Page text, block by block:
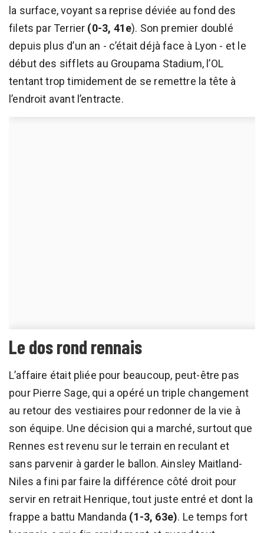
la surface, voyant sa reprise déviée au fond des
filets par Terrier (0-3, 41e). Son premier doublé
depuis plus d’un an - c’était déjà face à Lyon - et le
début des sifflets au Groupama Stadium, l’OL
tentant trop timidement de se remettre la tête à
l’endroit avant l’entracte.
Le dos rond rennais
L’affaire était pliée pour beaucoup, peut-être pas
pour Pierre Sage, qui a opéré un triple changement
au retour des vestiaires pour redonner de la vie à
son équipe. Une décision qui a marché, surtout que
Rennes est revenu sur le terrain en reculant et
sans parvenir à garder le ballon. Ainsley Maitland-
Niles a fini par faire la différence côté droit pour
servir en retrait Henrique, tout juste entré et dont la
frappe a battu Mandanda (1-3, 63e). Le temps fort